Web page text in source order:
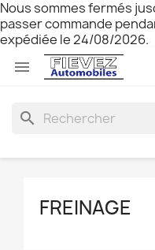
Nous sommes fermés
passer commande
expédiée le 24/08/2026.

search
FREINAGE